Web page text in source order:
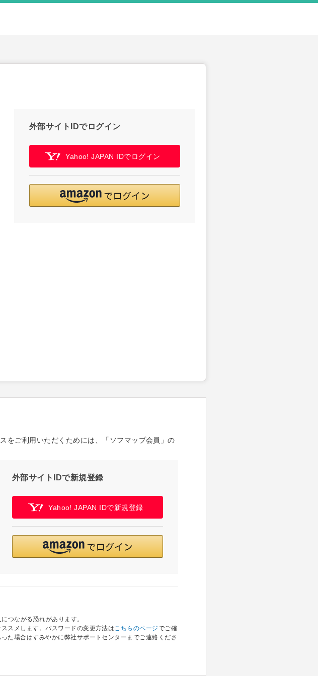
外部サイトIDでログイン
Yahoo! JAPAN IDでログイン
をご利用いただくためには、「ソフマップ会員」の
外部サイトIDで新規登録
Yahoo! JAPAN IDで新規登録
つながる恐れがあります。
スメします。パスワードの変更方法はこちらのページでご確
た場合はすみやかに弊社サポートセンターまでご連絡くださ